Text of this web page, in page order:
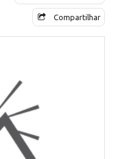
Compartilhar